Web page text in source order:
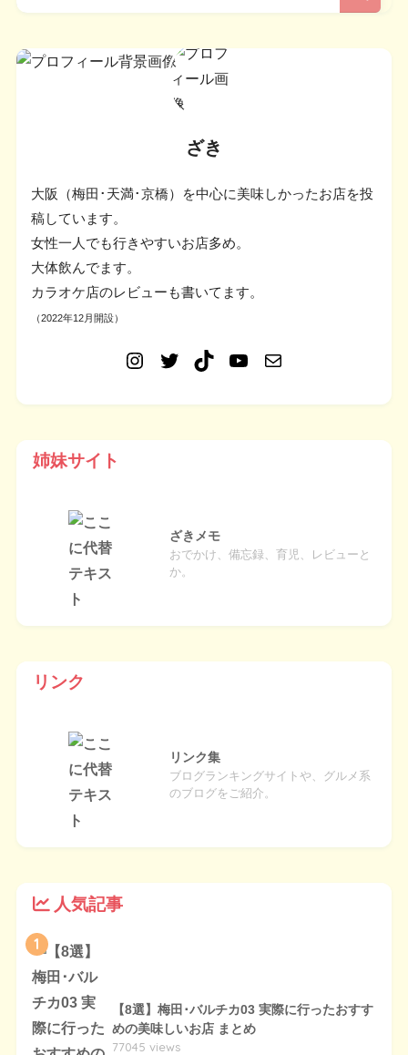
ざき
大阪（梅田･天満･京橋）を中心に美味しかったお店を投
稿しています。
女性一人でも行きやすいお店多め。
大体飲んでます。
カラオケ店のレビューも書いてます。
（2022年12月開設）
姉妹サイト
ざきメモ
おでかけ、備忘録、育児、レビューと
か。
リンク
リンク集
ブログランキングサイトや、グルメ系
のブログをご紹介。
人気記事
1
【8選】梅田･バルチカ03 実際に行ったおすす
めの美味しいお店 まとめ
77045 views